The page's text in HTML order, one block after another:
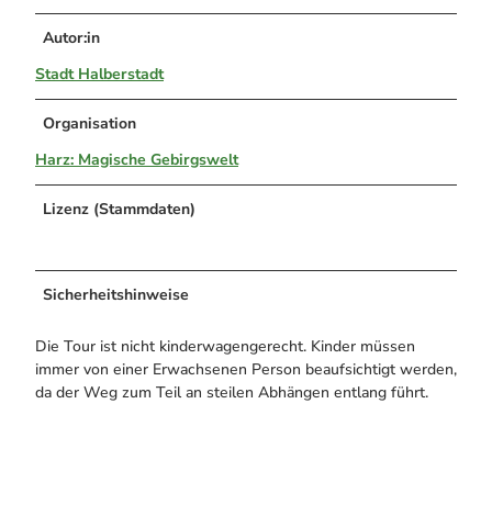
Autor:in
Stadt Halberstadt
Organisation
Harz: Magische Gebirgswelt
Lizenz (Stammdaten)
Sicherheitshinweise
Die Tour ist nicht kinderwagengerecht. Kinder müssen
immer von einer Erwachsenen Person beaufsichtigt werden,
da der Weg zum Teil an steilen Abhängen entlang führt.